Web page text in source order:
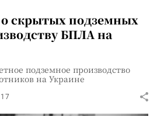
скрытых подземных
БПЛА на
подземное производство
на Украине
17